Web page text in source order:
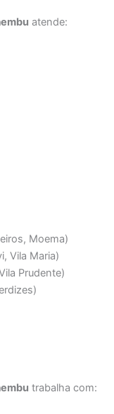
atende:
Moema)
Vila Maria)
Prudente)
trabalha com: